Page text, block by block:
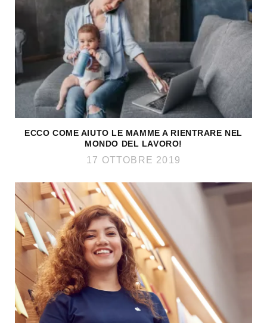
ECCO COME AIUTO LE MAMME A RIENTRARE NEL
MONDO DEL LAVORO!
17 OTTOBRE 2019